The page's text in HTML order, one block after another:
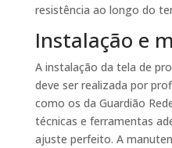
resistência ao longo do
Instalação e
A instalação da tela de
deve ser realizada por
como os da Guardião
técnicas e ferramentas
ajuste perfeito. A